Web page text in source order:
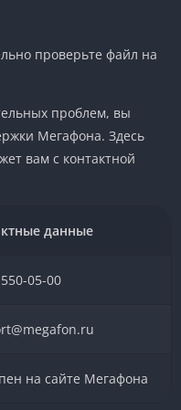
проверьте файл на
проблем, вы
Мегафона. Здесь
вам с контактной
данные
05-00
на сайте Мегафона